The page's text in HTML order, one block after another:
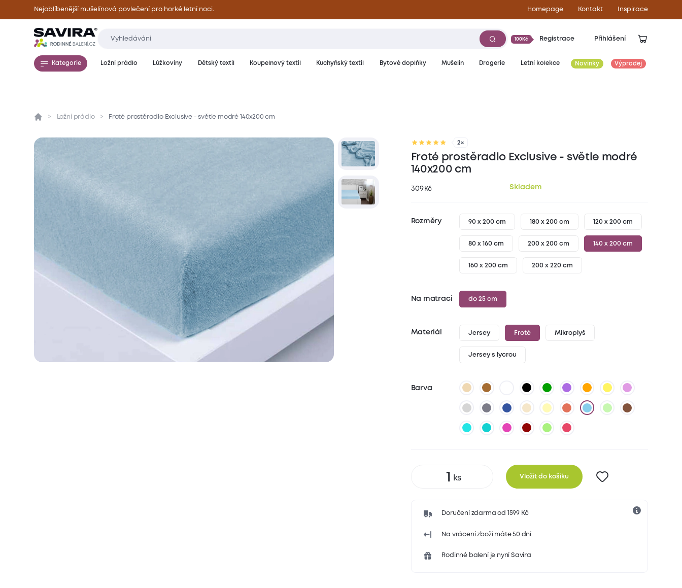
Nejoblíbenější mušelínová povlečení pro horké letní noci. Homepage Kontakt Inspirace
100Kč Registrace Přihlášení
Kategorie Ložní prádlo Lůžkoviny Dětský textil Koupelnový textil Kuchyňský textil Bytové doplňky Mušelín Drogerie Letní kolekce Novinky Výprodej
Přehled Parametry Popis produktu Materiál a péče
Ložní prádlo Froté prostěradlo Exclusive - světle modré 140x200 cm
2×
Froté prostěradlo Exclusive - světle modré
140x200 cm
309 Kč Skladem
Rozměry 90 x 200 cm 180 x 200 cm 120 x 200 cm
80 x 160 cm 200 x 200 cm 140 x 200 cm
160 x 200 cm 200 x 220 cm
Na matraci do 25 cm
Materiál Jersey Froté Mikroplyš
Jersey s lycrou
Barva
Vložit do košíku
Doručení zdarma od 1599 Kč
Na vrácení zboží máte 50 dní
Rodinné balení je nyní Savira